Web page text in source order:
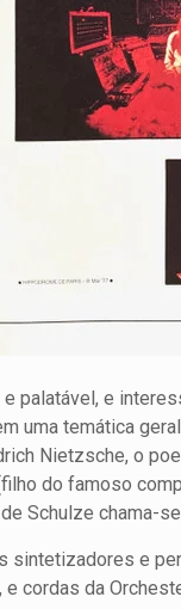
palatável, e
uma temática
Nietzsche, o
do famoso
Schulze chama-
sintetizadores e
cordas da